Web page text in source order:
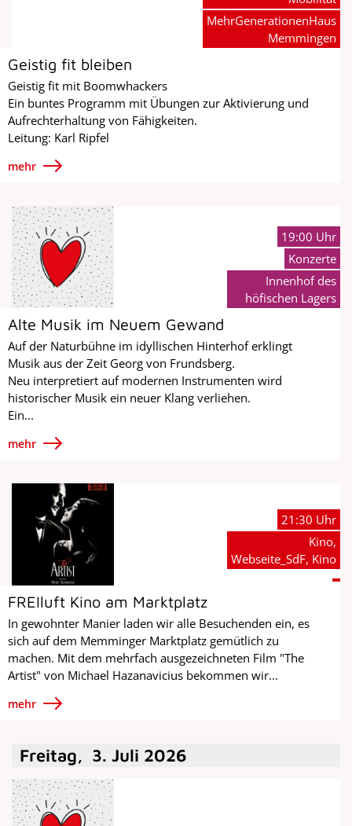
Geistig fit bleiben
Geistig fit mit Boomwhackers
Ein buntes Programm mit Übungen zur Aktivierung und
Aufrechterhaltung von Fähigkeiten.
Leitung: Karl Ripfel
mehr
MehrGenerationenHaus
Memmingen
Alte Musik im Neuem Gewand
Auf der Naturbühne im idyllischen Hinterhof erklingt
Musik aus der Zeit Georg von Frundsberg.
Neu interpretiert auf modernen Instrumenten wird
historischer Musik ein neuer Klang verliehen.
Ein...
mehr
19:00 Uhr
Konzerte
Innenhof des
höfischen Lagers
FREIluft Kino am Marktplatz
In gewohnter Manier laden wir alle Besuchenden ein, es
sich auf dem Memminger Marktplatz gemütlich zu
machen. Mit dem mehrfach ausgezeichneten Film "The
Artist" von Michael Hazanavicius bekommen wir...
mehr
21:30 Uhr
Kino,
Webseite_SdF, Kino
Freitag, 3. Juli 2026